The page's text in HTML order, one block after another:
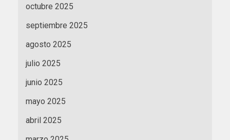
octubre 2025
septiembre 2025
agosto 2025
julio 2025
junio 2025
mayo 2025
abril 2025